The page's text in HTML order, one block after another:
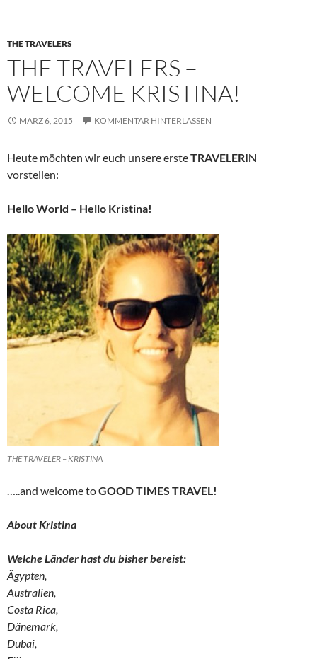
THE TRAVELERS
THE TRAVELERS –
WELCOME KRISTINA!
MÄRZ 6, 2015 KOMMENTAR HINTERLASSEN
Heute möchten wir euch unsere ersteTRAVELERIN
vorstellen:
Hello World – Hello Kristina!
THE TRAVELER – KRISTINA
…..and welcome toGOOD TIMES TRAVEL!
About Kristina
Welche Länder hast du bisher bereist:
Ägypten,
Australien,
Costa Rica,
Dänemark,
Dubai,